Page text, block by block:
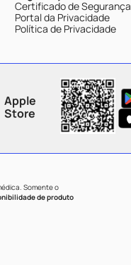
Certificado de Segurança
Portal da Privacidade
Política de Privacidade
Apple
Store
Somente o
de produto